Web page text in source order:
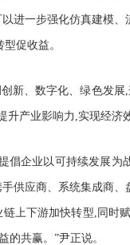
进一步强化仿真建模
促收益。
新、数字化、绿色发
产业影响力,实现经济
倡企业以可持续发展
手供应商、系统集成商
上下游加快转型,同时
的共赢。”尹正说。